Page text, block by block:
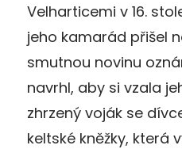
Velharticemi v 16.
jeho kamarád přišel
smutnou novinu
navrhl, aby si vzala
zhrzený voják se
keltské kněžky, která